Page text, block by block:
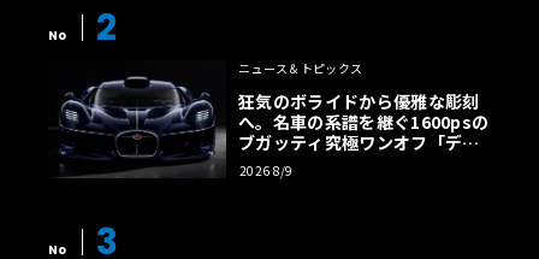
No 2
ニュース＆トピックス
狂気のボライドから優雅な彫刻
へ。名車の系譜を継ぐ1600psの
ブガッティ究極ワンオフ「デス
トリエ」
2026 8/9
No 3